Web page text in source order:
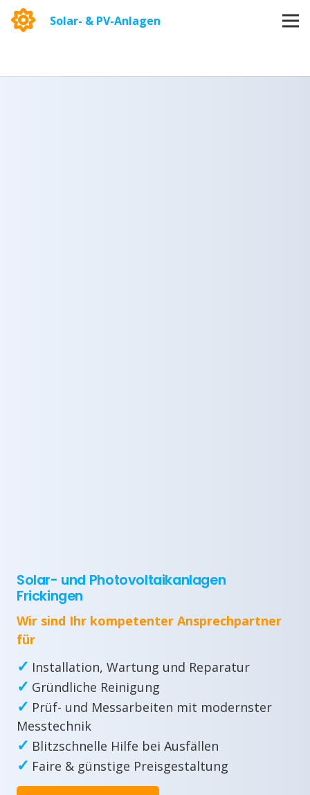
Solar- & PV-Anlagen
Solar- und Photovoltaikanlagen
Frickingen
Wir sind Ihr kompetenter Ansprechpartner
für
✓ Installation, Wartung und Reparatur
✓ Gründliche Reinigung
✓ Prüf- und Messarbeiten mit modernster
Messtechnik
✓ Blitzschnelle Hilfe bei Ausfällen
✓ Faire & günstige Preisgestaltung